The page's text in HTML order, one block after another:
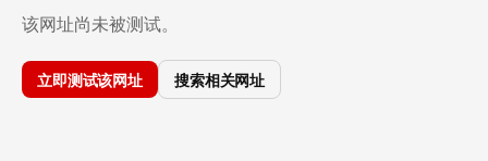
该网址尚未被测试。
立即测试该网址 搜索相关网址